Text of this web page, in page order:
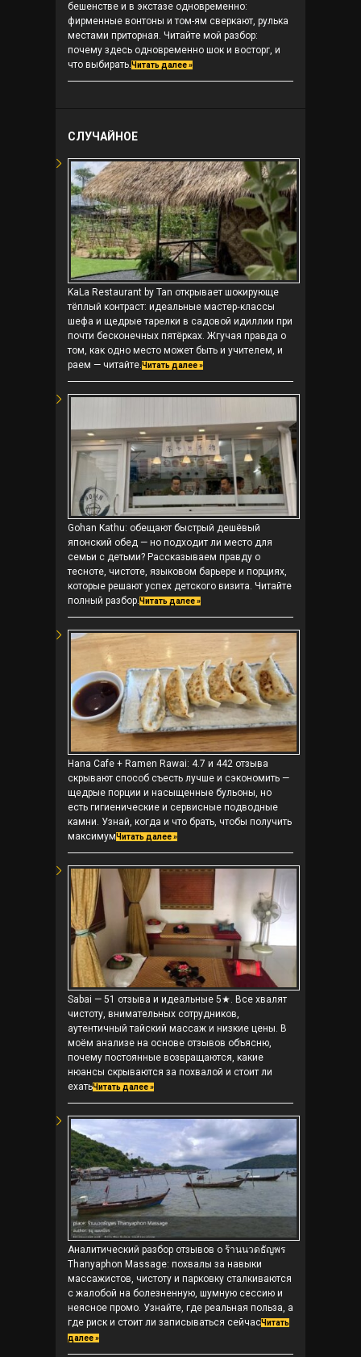
бешенстве и в экстазе одновременно:
фирменные вонтоны и том-ям сверкают, рулька
местами приторная. Читайте мой разбор:
почему здесь одновременно шок и восторг, и
что выбирать.Читать далее »
СЛУЧАЙНОЕ
KaLa Restaurant by Tan открывает шокирующе
тёплый контраст: идеальные мастер‑классы
шефа и щедрые тарелки в садовой идиллии при
почти бесконечных пятёрках. Жгучая правда о
том, как одно место может быть и учителем, и
раем — читайте.Читать далее »
Gohan Kathu: обещают быстрый дешёвый
японский обед — но подходит ли место для
семьи с детьми? Рассказываем правду о
тесноте, чистоте, языковом барьере и порциях,
которые решают успех детского визита. Читайте
полный разбор.Читать далее »
Hana Cafe + Ramen Rawai: 4.7 и 442 отзыва
скрывают способ съесть лучше и сэкономить —
щедрые порции и насыщенные бульоны, но
есть гигиенические и сервисные подводные
камни. Узнай, когда и что брать, чтобы получить
максимумЧитать далее »
Sabai — 51 отзыва и идеальные 5★. Все хвалят
чистоту, внимательных сотрудников,
аутентичный тайский массаж и низкие цены. В
моём анализе на основе отзывов объясню,
почему постоянные возвращаются, какие
нюансы скрываются за похвалой и стоит ли
ехатьЧитать далее »
Аналитический разбор отзывов о ร้านนวดธัญพร
Thanyaphon Massage: похвалы за навыки
массажистов, чистоту и парковку сталкиваются
с жалобой на болезненную, шумную сессию и
неясное промо. Узнайте, где реальная польза, а
где риск и стоит ли записываться сейчасЧитать
далее »